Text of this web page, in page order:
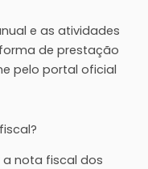
e as atividades
de prestação
pelo portal oficial
a nota fiscal dos